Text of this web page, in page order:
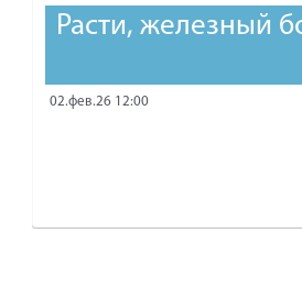
Расти, железный
02.фев.26 12:00